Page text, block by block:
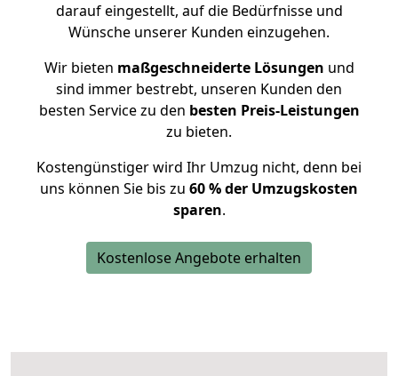
darauf eingestellt, auf die Bedürfnisse und
Wünsche unserer Kunden einzugehen.
Wir bieten maßgeschneiderte Lösungen und
sind immer bestrebt, unseren Kunden den
besten Service zu den besten Preis-Leistungen
zu bieten.
Kostengünstiger wird Ihr Umzug nicht, denn bei
uns können Sie bis zu 60 % der Umzugskosten
sparen.
Kostenlose Angebote erhalten